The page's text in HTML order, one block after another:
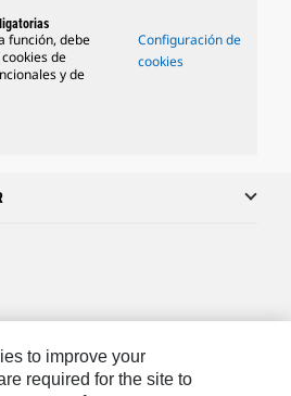
función, debe
de
y de
Configuración de
cookies
to improve your
required for the site to